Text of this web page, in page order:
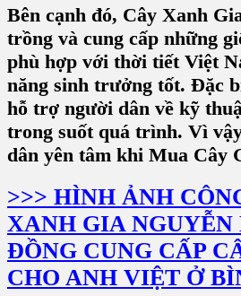
Bên cạnh đó, Cây Xanh
trồng và cung cấp những
phù hợp với thời tiết Việt
năng sinh trưởng tốt. Đặc
hỗ trợ người dân về kỹ
trong suốt quá trình. Vì
dân yên tâm khi Mua Cây
>>> HÌNH ẢNH
XANH GIA NGUYỄN
ĐỒNG CUNG CẤP
CHO ANH VIỆT Ở